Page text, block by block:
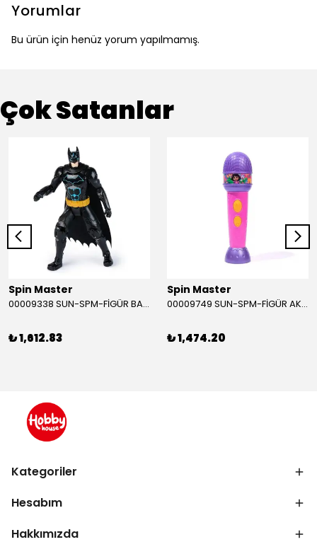
Yorumlar
Bu ürün için henüz yorum yapılmamış.
Çok Satanlar
Spin Master
00009338 SUN-SPM-FİGÜR BATMAN NİNJA STRIKE 30 CM. EXC.
₺ 1,612.83
Spin Master
00009749 SUN-SPM-FİGÜR AKS. DORA MİKROFON YAĞMUR ORMANI RİTMİ (DORA) SESLİ
₺ 1,474.20
Kategoriler
Hesabım
Hakkımızda